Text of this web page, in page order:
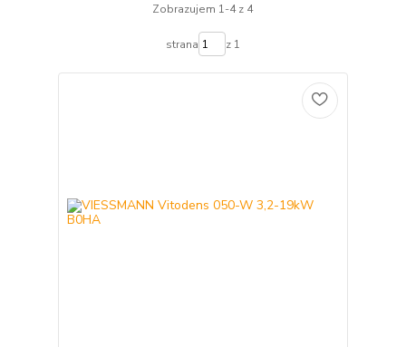
Zobrazujem 1-4 z 4
strana z 1